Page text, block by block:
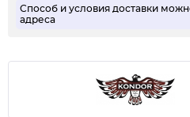
Способ и условия доставки
адреса